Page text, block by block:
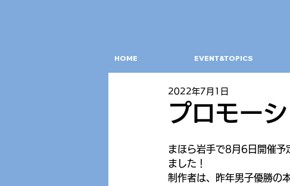
HOME EVENT&TOPICS
プロモー
2022年7月1日
まほら岩手で8月6日開催
ました！
制作者は、昨年男子優勝の